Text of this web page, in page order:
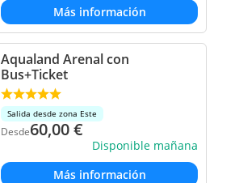
Más información
Aqualand Arenal con
Bus+Ticket
Salida desde zona Este
Desde60,00€
Disponible mañana
Más información